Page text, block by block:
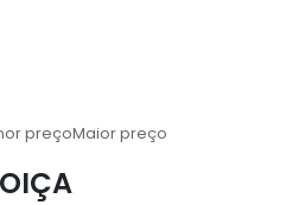
preçoMaior preço